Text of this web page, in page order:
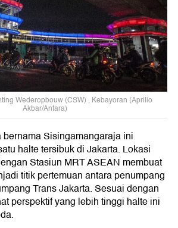
Wederopbouw (CSW) , Kebayoran (Aprilio
Akbar/Antara)
Sisingamangaraja ini
halte tersibuk di Jakarta. Lokasi
Stasiun MRT ASEAN membuat
titik pertemuan antara penumpang
Trans Jakarta. Sesuai dengan
perspektif yang lebih tinggi halte ini